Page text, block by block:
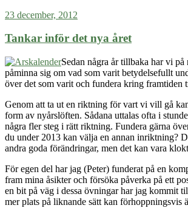
om
bryta
vanor
23 december, 2012
Tankar inför det nya året
Sedan några år tillbaka har vi
påminna sig om vad som varit betydelsefullt
över det som varit och fundera kring framtiden
Genom att ta ut en riktning för vart vi vill gå
form av nyårslöften. Sådana uttalas ofta i
några fler steg i rätt riktning. Fundera gärna
du under 2013 kan välja en annan inriktning?
andra goda förändringar, men det kan vara
För egen del har jag (Peter) funderat på en
fram mina åsikter och försöka påverka på ett
en bit på väg i dessa övningar har jag kommit
mer plats på liknande sätt kan förhoppningsvis